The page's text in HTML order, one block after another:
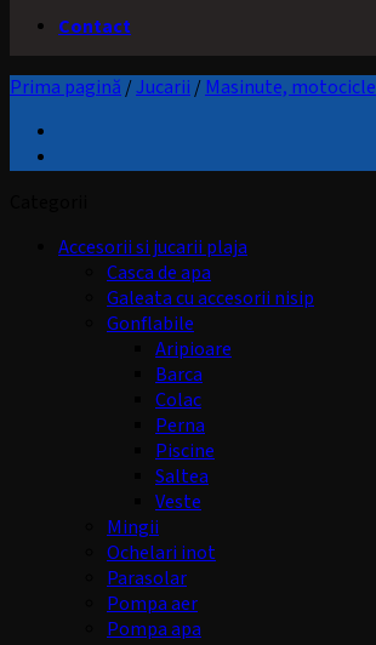
Contact
Prima pagină /Jucarii / Masinute,
Accesorii si jucarii plaja
Casca de apa
Galeata cu accesorii nisip
Gonflabile
Aripioare
Barca
Colac
Perna
Piscine
Saltea
Veste
Mingii
Ochelari inot
Parasolar
Pompa aer
Pompa apa